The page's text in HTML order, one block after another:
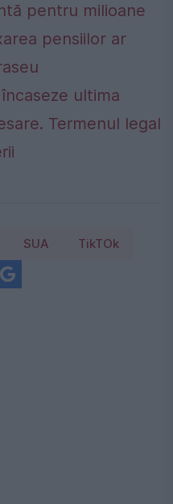
pentru milioane
pensiilor ar
ultima
Termenul legal
SUA TikTOk